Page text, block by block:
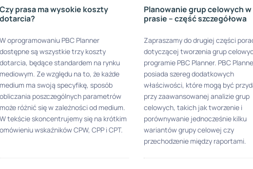
Czy prasa ma wysokie koszty
dotarcia?
W oprogramowaniu PBC Planner
dostępne są wszystkie trzy koszty
dotarcia, będące standardem na rynku
mediowym. Ze względu na to, że każde
medium ma swoją specyfikę, sposób
obliczania poszczególnych parametrów
może różnić się w zależności od medium.
W tekście skoncentrujemy się na krótkim
omówieniu wskaźników CPW, CPP i CPT.
Planowanie grup celowych w
prasie – część szczegółowa
Zapraszamy do drugiej części
dotyczącej tworzenia grup
programie PBC Planner. PBC
posiada szereg dodatkowych
właściwości, które mogą być
przy zaawansowanej analizie grup
celowych, takich jak tworzenie i
porównywanie jednocześnie kilku
wariantów grupy celowej czy
przechodzenie między raportami.